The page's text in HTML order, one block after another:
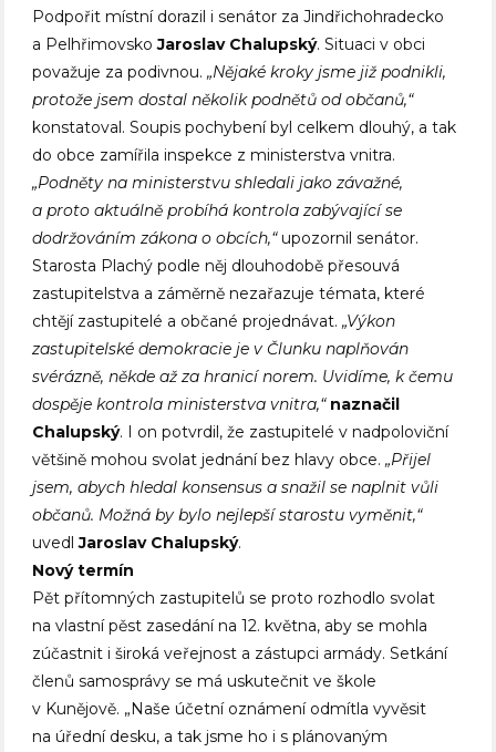
Podpořit místní dorazil i senátor za Jindřichohradecko
a PelhřimovskoJaroslav Chalupský. Situaci v obci
považuje za podivnou.„Nějaké kroky jsme již podnikli,
protože jsem dostal několik podnětů od občanů,“
konstatoval. Soupis pochybení byl celkem dlouhý, a tak
do obce zamířila inspekce z ministerstva vnitra.
„Podněty na ministerstvu shledali jako závažné,
a proto aktuálně probíhá kontrola zabývající se
dodržováním zákona o obcích,“upozornil senátor.
Starosta Plachý podle něj dlouhodobě přesouvá
zastupitelstva a záměrně nezařazuje témata, které
chtějí zastupitelé a občané projednávat.„Výkon
zastupitelské demokracie je v Člunku naplňován
svérázně, někde až za hranicí norem. Uvidíme, k čemu
dospěje kontrola ministerstva vnitra,“ naznačil
Chalupský. I on potvrdil, že zastupitelé v nadpoloviční
většině mohou svolat jednání bez hlavy obce.„Přijel
jsem, abych hledal konsensus a snažil se naplnit vůli
občanů. Možná by bylo nejlepší starostu vyměnit,“
uvedlJaroslav Chalupský.
Nový termín
Pět přítomných zastupitelů se proto rozhodlo svolat
na vlastní pěst zasedání na 12. května, aby se mohla
zúčastnit i široká veřejnost a zástupci armády. Setkání
členů samosprávy se má uskutečnit ve škole
v Kunějově. „Naše účetní oznámení odmítla vyvěsit
na úřední desku, a tak jsme ho i s plánovaným